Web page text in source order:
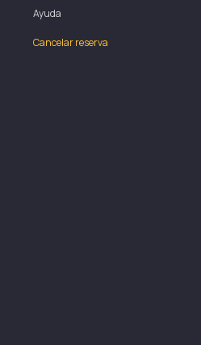
Ayuda
Cancelar reserva